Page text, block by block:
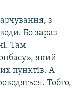
з
Бо зараз
Там
який
пунктів. А
Тобто,